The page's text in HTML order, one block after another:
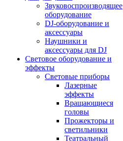
Звуковоспроизводящее
оборудование
DJ-оборудование и
аксессуары
Наушники и
аксессуары для DJ
Световое оборудование и
эффекты
Световые приборы
Лазерные
эффекты
Вращающиеся
головы
Прожекторы и
светильники
Театральный